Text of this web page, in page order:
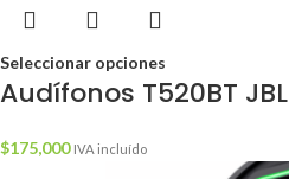
Seleccionar opciones
Audífonos T520BT JBL
$175,000 IVA incluído